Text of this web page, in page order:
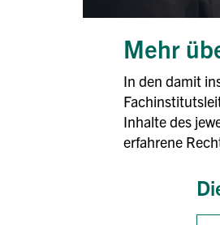
Mehr
In den damit
Inhalte des
erfahrene